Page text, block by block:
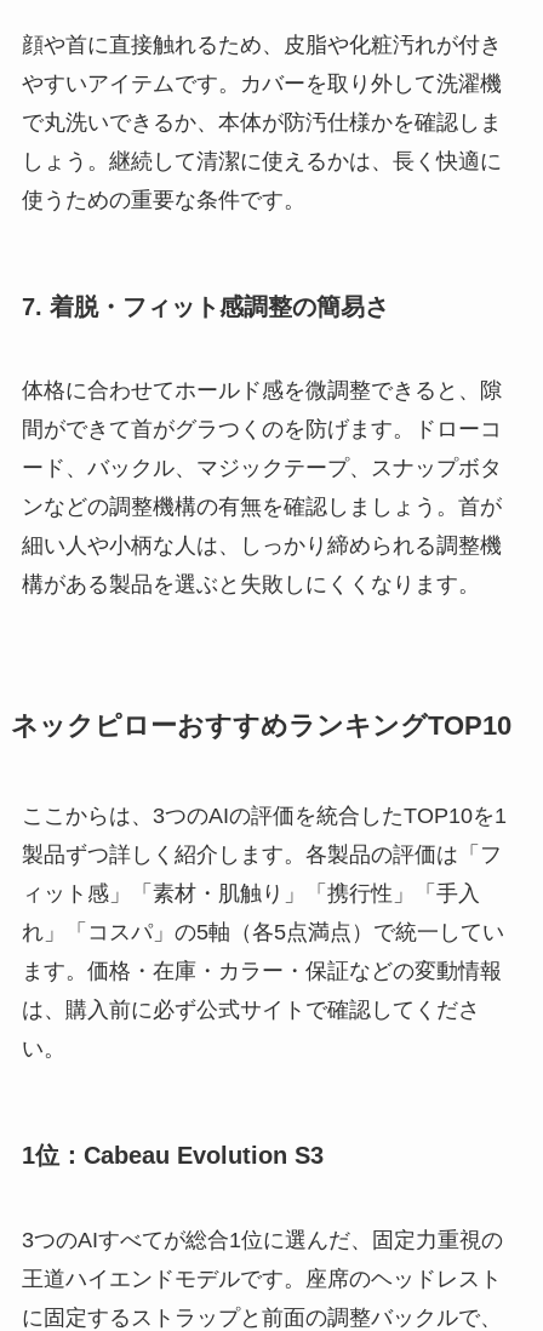
顔や首に直接触れるため、皮脂や化粧汚れが付き
やすいアイテムです。カバーを取り外して洗濯機
で丸洗いできるか、本体が防汚仕様かを確認しま
しょう。継続して清潔に使えるかは、長く快適に
使うための重要な条件です。
7. 着脱・フィット感調整の簡易さ
体格に合わせてホールド感を微調整できると、隙
間ができて首がグラつくのを防げます。ドローコ
ード、バックル、マジックテープ、スナップボタ
ンなどの調整機構の有無を確認しましょう。首が
細い人や小柄な人は、しっかり締められる調整機
構がある製品を選ぶと失敗しにくくなります。
ネックピローおすすめランキングTOP10
ここからは、3つのAIの評価を統合したTOP10を1
製品ずつ詳しく紹介します。各製品の評価は「フ
ィット感」「素材・肌触り」「携行性」「手入
れ」「コスパ」の5軸（各5点満点）で統一してい
ます。価格・在庫・カラー・保証などの変動情報
は、購入前に必ず公式サイトで確認してくださ
い。
1位：Cabeau Evolution S3
3つのAIすべてが総合1位に選んだ、固定力重視の
王道ハイエンドモデルです。座席のヘッドレスト
に固定するストラップと前面の調整バックルで、